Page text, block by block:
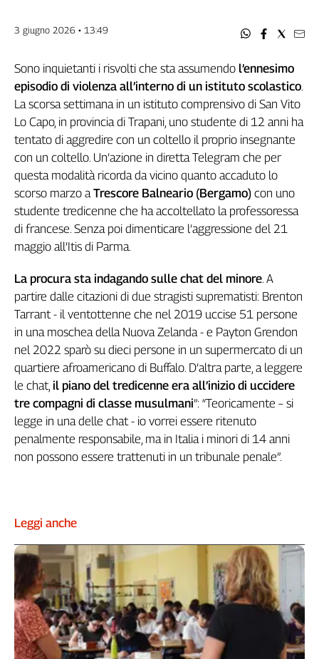
Flc
Nidil
Slc
Spi
Inca
Caaf
Speciali
G8
di
Genova,
il
sangue
della
ragione
120
anni
Cgil
Collettiva
Academy
Collettiva
Play
Rubriche
Collettiva
Collettiva
Il
Sassolino
Linea
Economica
Tech
It
Easy
3 giugno 2026 • 13:49
Sono inquietanti i risvolti che sta assumendo l’ennesimo
episodio di violenza all’interno di un istituto scolastico.
La scorsa settimana in un istituto comprensivo di San Vito
Lo Capo, in provincia di Trapani, uno studente di 12 anni ha
tentato di aggredire con un coltello il proprio insegnante
con un coltello. Un’azione in diretta Telegram che per
questa modalità ricorda da vicino quanto accaduto lo
scorso marzo aTrescore Balneario (Bergamo) con uno
studente tredicenne che ha accoltellato la professoressa
di francese. Senza poi dimenticare l’aggressione del 21
maggio all’Itis di Parma.
La procura sta indagando sulle chat del minore. A
partire dalle citazioni di due stragisti suprematisti: Brenton
Tarrant - il ventottenne che nel 2019 uccise 51 persone
in una moschea della Nuova Zelanda - e Payton Grendon
nel 2022 sparò su dieci persone in un supermercato di un
quartiere afroamericano di Buffalo. D’altra parte, a leggere
le chat, il piano del tredicenne era all’inizio di uccidere
tre compagni di classe musulmani”: “Teoricamente – si
legge in una delle chat - io vorrei essere ritenuto
penalmente responsabile, ma in Italia i minori di 14 anni
non possono essere trattenuti in un tribunale penale”.
Leggi anche